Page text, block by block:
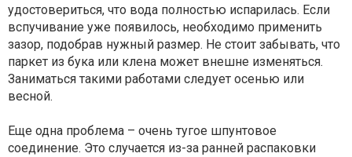
удостовериться, что вода полностью испарилась. Если
вспучивание уже появилось, необходимо применить
зазор, подобрав нужный размер. Не стоит забывать, что
паркет из бука или клена может внешне изменяться.
Заниматься такими работами следует осенью или
весной.
Еще одна проблема – очень тугое шпунтовое
соединение. Это случается из-за ранней распаковки